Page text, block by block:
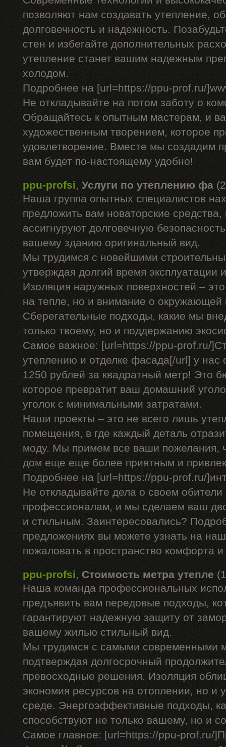
позволяют нам создавать утепление,
долговечность и надежность.
стен и избегайте дополнительных
утепление станет вашим надежным
холодом.
Подробнее на [url=https://ppu-prof.ru/
Не откладывайте на потом заботу о
Обращайтесь к опытным мастерам, и
художественным творением, которое
удовлетворение. Вместе мы создадим
вам будет по-настоящему удобно!
ppu-profsi, Услуги по утеплению фа
Наша группа опытных специалистов
предложить вам новаторские средства,
ассигнуруют долговечную
вашему зданию оригинальный вид.
Мы трудимся с новейшими
утверждая долгий время эксплуатации
Изоляция наружных поверхностей –
на тепле, но и внимание о окружающей
Сберегательные подходы, какие мы
только твоему, но и поддержанию
Самое важное: [url=https://ppu-prof.ru/
утеплению и отделке фасада[/url] у нас
1250 рублей за квадратный метр! Это
которое превратит ваш домашний
уголок с минимальными затратами.
Наши проекты – это не всего лишь
помещения, в где каждый деталь
моду. Мы примем все ваши пожелания,
дом еще еще более приятным и
Подробнее на [url=https://ppu-prof.ru/
Не откладывайте дела о своем
профессионалам, и мы сделаем ваш
и стильным. Заинтересовались?
предложениях вы можете узнать на
пожаловать в пространство комфорта
ppu-profsi, Стоимость метра утепле
Наша команда профессиональных
предъявить вам передовые подходы,
гарантируют надежную защиту от
вашему жилью стильный вид.
Мы трудимся с самыми современными
подтверждая долгосрочный
превосходные решения. Изоляция
экономия ресурсов на отоплении, но и
среде. Энергоэффективные подходы,
способствуют не только вашему, но и
Самое главное: [url=https://ppu-prof.ru/